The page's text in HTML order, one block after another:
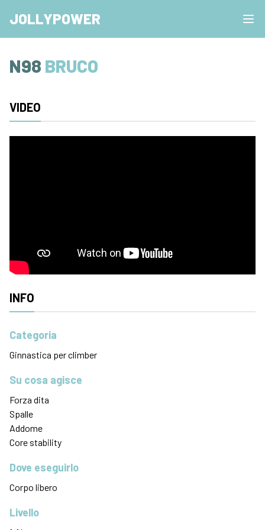
JOLLYPOWER
N98 BRUCO
VIDEO
INFO
Categoria
Ginnastica per climber
Su cosa agisce
Forza dita
Spalle
Addome
Core stability
Dove eseguirlo
Corpo libero
Livello